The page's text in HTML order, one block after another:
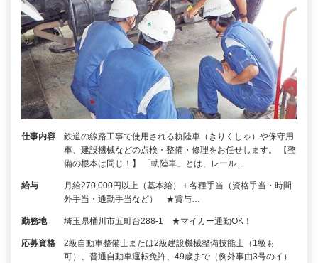
仕事内容
鉄道の線路工事で使用される軌陸車（きりくしゃ）や保守用
車、建設機械などの点検・整備・修理をお任せします。 【整
備の根本は同じ！】 「軌陸車」とは、レール…
給与
月給270,000円以上（基本給）＋各種手当（資格手当・時間
外手当・通勤手当など） ★賞与…
勤務地 埼玉県桶川市五町台288-1 ★マイカー通勤OK！
応募資格
2級自動車整備士または2級建設機械整備技能士（1級も
可）、普通自動車運転免許、49歳まで（例外事由3号のイ）